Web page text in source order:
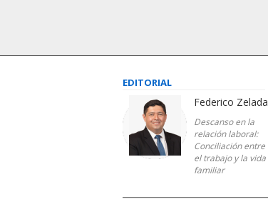
EDITORIAL
Federico Zelada
Descanso en la
relación laboral:
Conciliación entre
el trabajo y la vida
familiar